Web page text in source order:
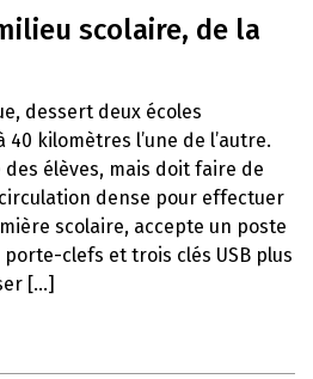
scolaire, de la
dessert deux écoles
kilomètres l’une de l’autre.
élèves, mais doit faire de
dense pour effectuer
scolaire, accepte un poste
clefs et trois clés USB plus
[...]